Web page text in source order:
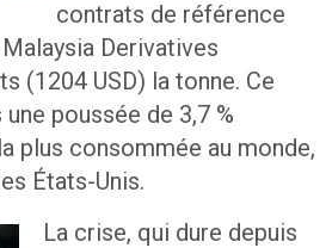
contrats de référence
Derivatives
(1204 USD) la tonne. Ce
poussée de 3,7 %
plus consommée au monde,
États-Unis.
La crise, qui dure depuis